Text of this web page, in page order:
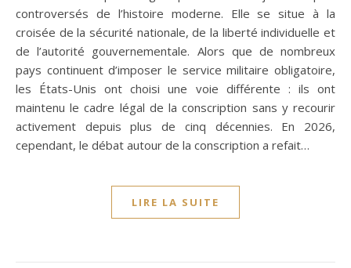
controversés de l’histoire moderne. Elle se situe à la
croisée de la sécurité nationale, de la liberté individuelle et
de l’autorité gouvernementale. Alors que de nombreux
pays continuent d’imposer le service militaire obligatoire,
les États-Unis ont choisi une voie différente : ils ont
maintenu le cadre légal de la conscription sans y recourir
activement depuis plus de cinq décennies. En 2026,
cependant, le débat autour de la conscription a refait…
LIRE LA SUITE